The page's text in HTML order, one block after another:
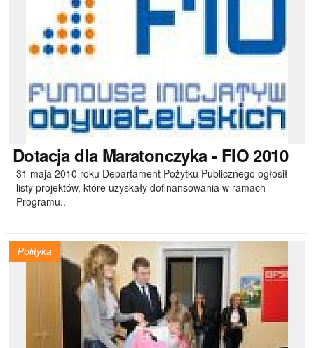
Dotacjadla Maratonczyka - FIO 2010
31 maja 2010 roku Departament Pożytku Publicznego ogłosił
listy projektów, które uzyskały dofinansowania w ramach
Programu..
Polityka